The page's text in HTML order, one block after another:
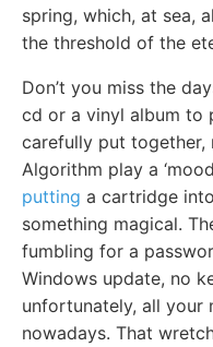
spring, which, at sea,
the threshold of the
Don’t you miss the
cd or a vinyl album to
carefully put together,
Algorithm play a
putting a cartridge
something magical.
fumbling for a
Windows update, no
unfortunately, all your
nowadays. That